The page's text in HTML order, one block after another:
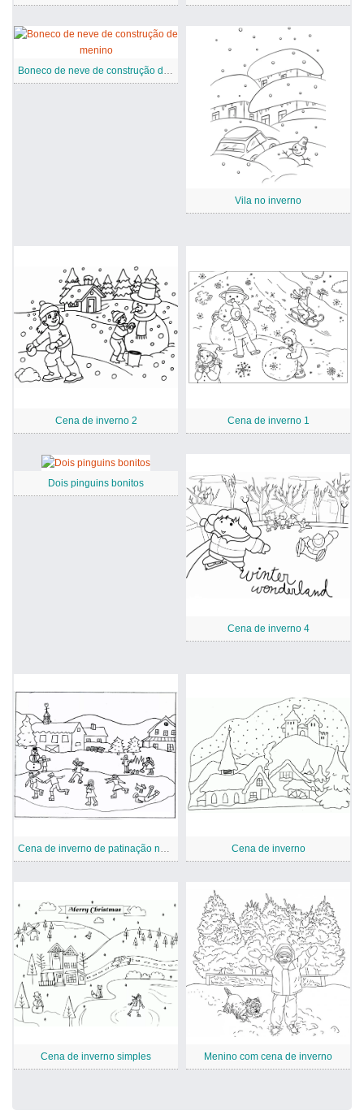
Boneco de neve de construção de menino
Vila no inverno
Cena de inverno 2 Cena de inverno 1
Dois pinguins bonitos
Cena de inverno 4
Cena de inverno de patinação no gelo Cena de inverno
Cena de inverno simples Menino com cena de inverno